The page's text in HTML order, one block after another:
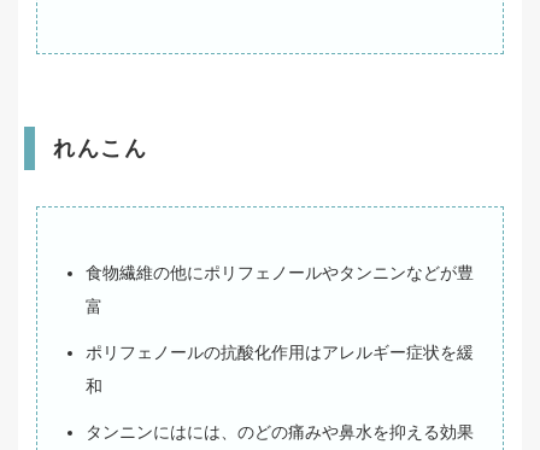
れんこん
食物繊維の他にポリフェノールやタンニンなどが豊
富
ポリフェノールの抗酸化作用はアレルギー症状を緩
和
タンニンにはには、のどの痛みや鼻水を抑える効果